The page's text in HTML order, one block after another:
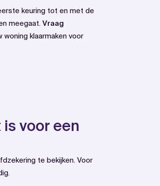
keuring tot en met de
meegaat. Vraag
woning klaarmaken voor
voor een
te bekijken. Voor